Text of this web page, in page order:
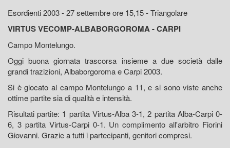
Esordienti 2003 - 27 settembre ore 15,15 - Triangolare
VIRTUS VECOMP-ALBABORGOROMA - CARPI
Campo Montelungo.
Oggi buona giornata trascorsa insieme a due società dalle
grandi trazizioni, Albaborgoroma e Carpi 2003.
Si è giocato al campo Montelungo a 11, e si sono viste anche
ottime partite sia di qualità e intensità.
Risultati partite: 1 partita Virtus-Alba 3-1, 2 partita Alba-Carpi 0-
6, 3 partita Virtus-Carpi 0-1. Un complimento all'arbitro Fiorini
Giovanni. Grazie a tutti i partecipanti, genitori compresi.